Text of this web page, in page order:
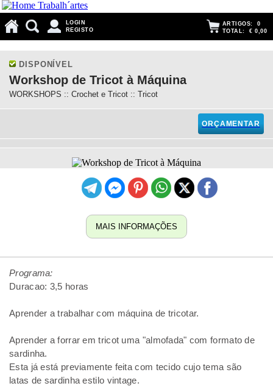
LOGIN
REGISTO
ARTIGOS: 0
TOTAL: € 0,00
DISPONÍVEL
Workshop de Tricot à Máquina
WORKSHOPS :: Crochet e Tricot :: Tricot
ORÇAMENTAR
MAIS INFORMAÇÕES
Programa:
Duracao: 3,5 horas
Aprender a trabalhar com máquina de tricotar.
Aprender a forrar em tricot uma "almofada" com formato de
sardinha.
Esta já está previamente feita com tecido cujo tema são
latas de sardinha estilo vintage.